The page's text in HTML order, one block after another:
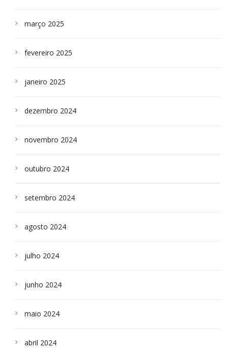
março 2025
fevereiro 2025
janeiro 2025
dezembro 2024
novembro 2024
outubro 2024
setembro 2024
agosto 2024
julho 2024
junho 2024
maio 2024
abril 2024